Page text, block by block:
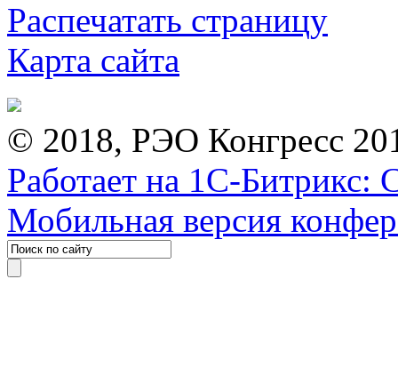
Распечатать страницу
Карта сайта
© 2018, РЭО Конгресс
Работает на 1С-Битрикс:
Мобильная версия